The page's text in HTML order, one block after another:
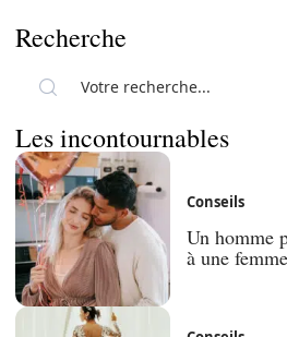
Recherche
Les incontournables
Conseils
Un homme
à une